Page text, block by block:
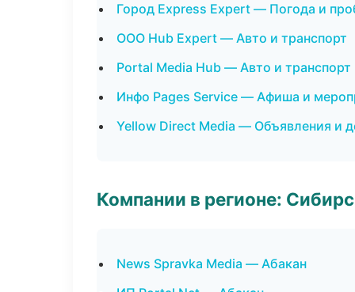
Город Express Expert — Погода и
ООО Hub Expert — Авто и транспорт
Portal Media Hub — Авто и транспорт
Инфо Pages Service — Афиша и
Yellow Direct Media — Объявления и
Компании в регионе:
News Spravka Media — Абакан